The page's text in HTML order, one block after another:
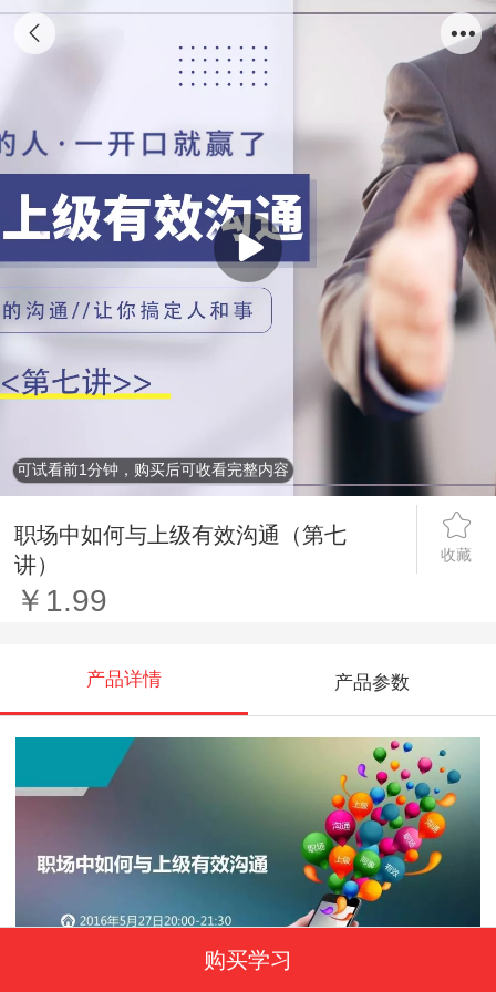
可试看前1分钟，购买后可收看完整内容
职场中如何与上级有效沟通（第七
讲）
收藏
￥1.99
产品详情 产品参数
购买学习